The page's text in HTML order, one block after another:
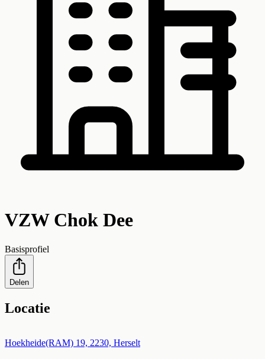
VZW Chok Dee
Basisprofiel
Delen
Locatie
+
Hoekheide(RAM) 19, 2230, Herselt